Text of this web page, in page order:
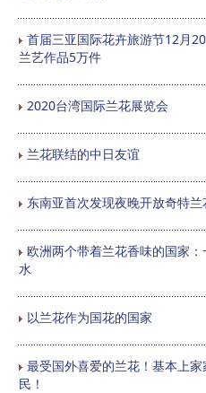
首届三亚国际花卉旅游节12月
兰艺作品5万件
2020台湾国际兰花展览会
兰花联结的中日友谊
东南亚首次发现夜晚开放奇特兰
欧洲两个带着兰花香味的国家
水
以兰花作为国花的国家
最受国外喜爱的兰花！基本上
民！